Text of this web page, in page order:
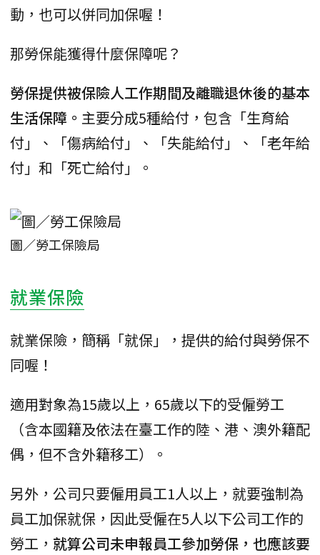
動，也可以併同加保喔！
那勞保能獲得什麼保障呢？
勞保提供被保險人工作期間及離職退休後的基本
生活保障。 主要分成5種給付，包含「生育給
付」、「傷病給付」、「失能給付」、「老年給
付」和「死亡給付」。
圖／勞工保險局
就業保險
就業保險，簡稱「就保」，提供的給付與勞保不
同喔！
適用對象為15歲以上，65歲以下的受僱勞工
（含本國籍及依法在臺工作的陸、港、澳外籍配
偶，但不含外籍移工）。
另外，公司只要僱用員工1人以上，就要強制為
員工加保就保，因此受僱在5人以下公司工作的
勞工， 就算公司未申報員工參加勞保，也應該要